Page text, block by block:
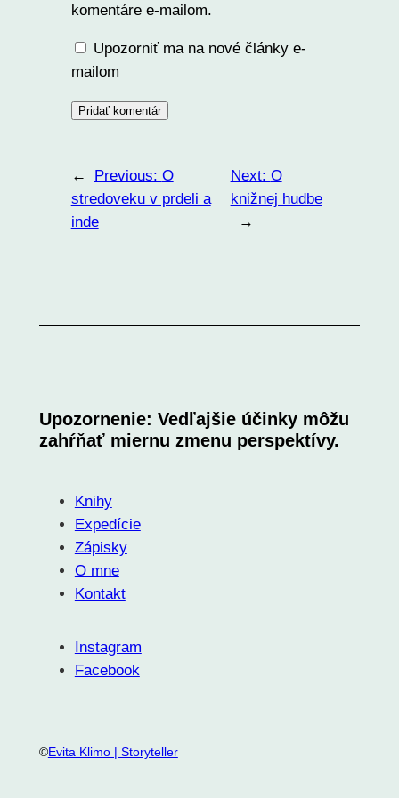
komentáre e-mailom.
Upozorniť ma na nové články e-
mailom
← Previous: O
stredoveku v prdeli a
inde
Next: O
knižnej hudbe
→
Upozornenie: Vedľajšie účinky môžu
zahŕňať miernu zmenu perspektívy.
Knihy
Expedície
Zápisky
O mne
Kontakt
Instagram
Facebook
©Evita Klimo | Storyteller